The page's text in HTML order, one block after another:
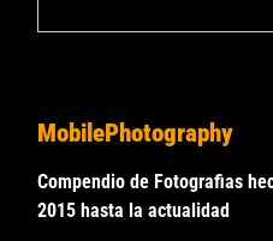
MobilePhotography
Compendio de Fotografias
2015 hasta la actualidad